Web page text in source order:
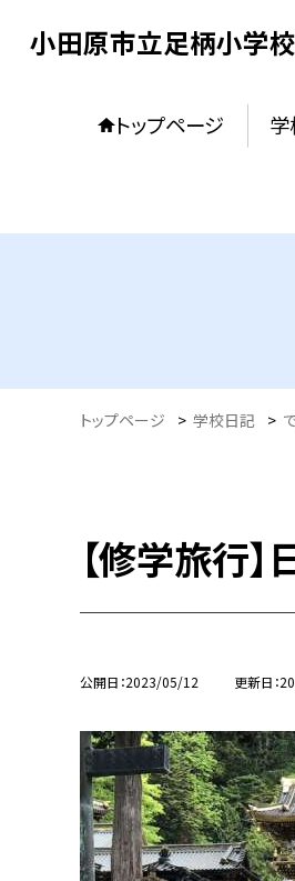
小田原市立足柄小学校
トップページ
トップページ > 学校日記 >
【修学旅行
公開日 2023/05/12 更新日